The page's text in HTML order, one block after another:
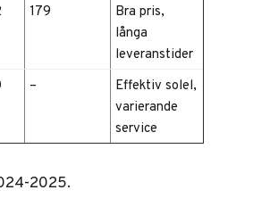
179
Bra pris,
långa
leveranstider
–
Effektiv solel,
varierande
service
2025.